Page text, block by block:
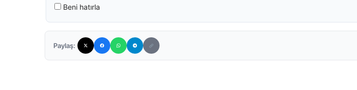
Beni hatırla
Paylaş: